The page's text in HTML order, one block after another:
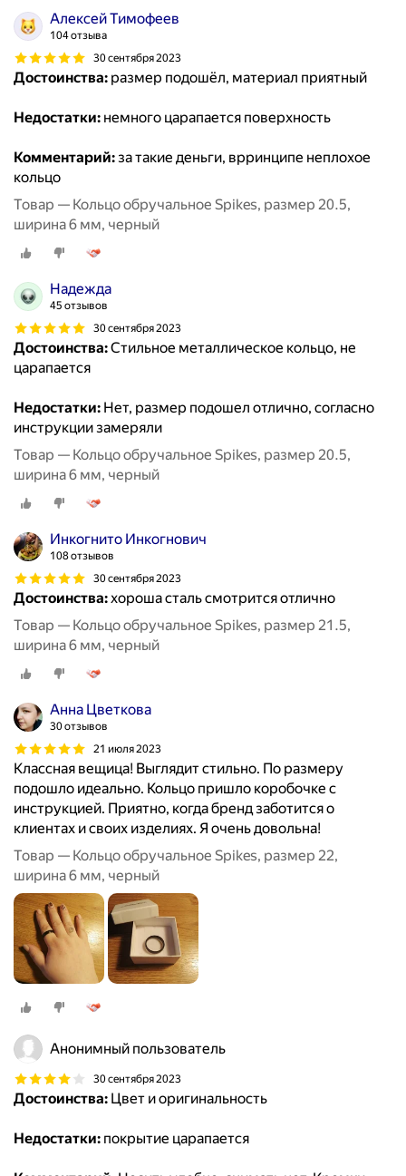
Алексей Тимофеев
104 отзыва
30 сентября 2023
Достоинства: размер подошёл, материал приятный
Недостатки: немного царапается поверхность
Комментарий:за такие деньги, врринципе неплохое
кольцо
Товар — Кольцо обручальное Spikes, размер 20.5,
ширина 6 мм, черный
Надежда
45 отзывов
30 сентября 2023
Достоинства:Стильное металлическое кольцо, не
царапается
Недостатки: Нет, размер подошел отлично, согласно
инструкции замеряли
Товар — Кольцо обручальное Spikes, размер 20.5,
ширина 6 мм, черный
Инкогнито Инкогнович
108 отзывов
30 сентября 2023
Достоинства:хороша сталь смотрится отлично
Товар — Кольцо обручальное Spikes, размер 21.5,
ширина 6 мм, черный
Анна Цветкова
30 отзывов
21 июля 2023
Классная вещица! Выглядит стильно. По размеру
подошло идеально. Кольцо пришло коробочке с
инструкцией. Приятно, когда бренд заботится о
клиентах и своих изделиях. Я очень довольна!
Товар — Кольцо обручальное Spikes, размер 22,
ширина 6 мм, черный
Анонимный пользователь
30 сентября 2023
Достоинства: Цвет и оригинальность
Недостатки: покрытие царапается